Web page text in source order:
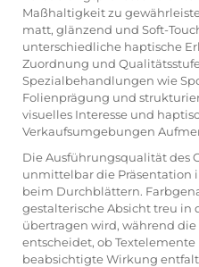
Maßhaltigkeit zu
matt, glänzend und Soft-
unterschiedliche haptische
Zuordnung und
Spezialbehandlungen wie
Folienprägung und
visuelles Interesse und
Verkaufsumgebungen
Die Ausführungsqualität des
unmittelbar die Präsentation
beim Durchblättern.
gestalterische Absicht treu in
übertragen wird, während
entscheidet, ob
beabsichtigte Wirkung